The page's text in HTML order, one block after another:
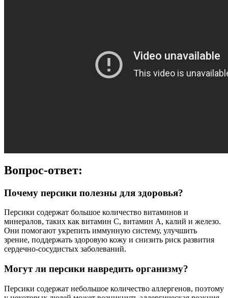
Вопрос-ответ:
Почему персики полезны для здоровья?
Персики содержат большое количество витаминов и
минералов, таких как витамин C, витамин А, калий и железо.
Они помогают укрепить иммунную систему, улучшить
зрение, поддержать здоровую кожу и снизить риск развития
сердечно-сосудистых заболеваний.
Могут ли персики навредить организму?
Персики содержат небольшое количество аллергенов, поэтому